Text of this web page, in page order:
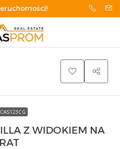
CAS123CG
Z WIDOKIEM NA